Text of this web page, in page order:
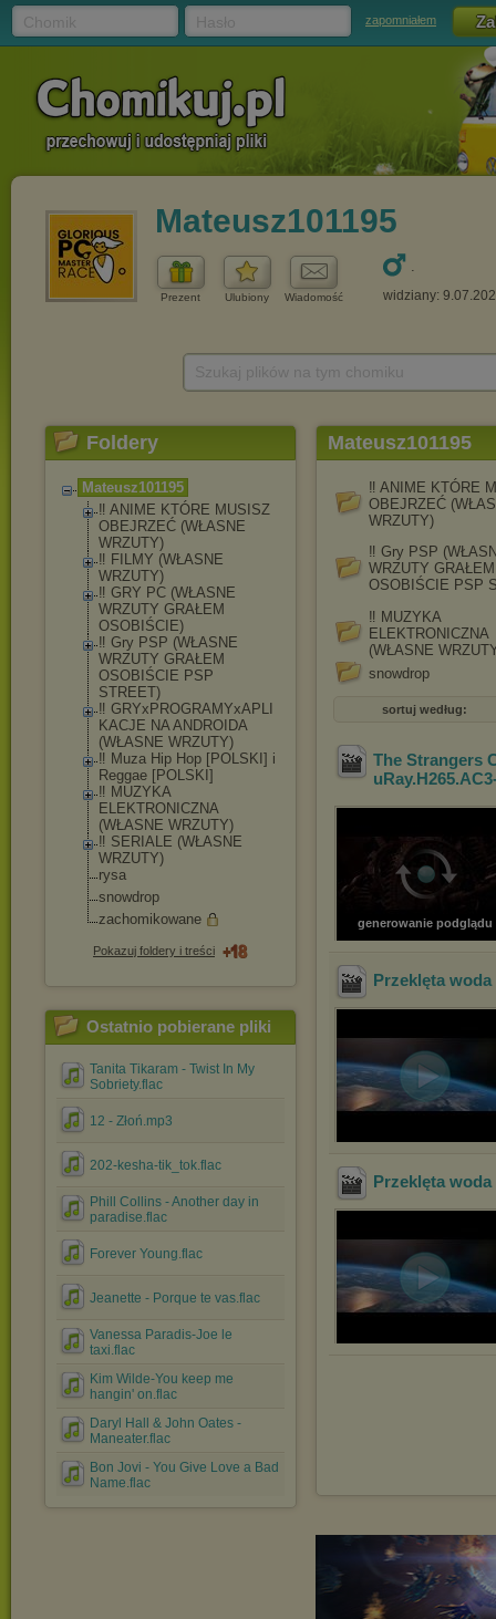
zapomniałem
Mateusz101195
Prezent Ulubiony Wiadomość
.
widziany:
Foldery
Mateusz101195
‼ ANIME KTÓRE MUSISZ
OBEJRZEĆ (WŁASNE
WRZUTY)
‼ FILMY (WŁASNE
WRZUTY)
‼ GRY PC (WŁASNE
WRZUTY GRAŁEM
OSOBIŚCIE)
‼ Gry PSP (WŁASNE
WRZUTY GRAŁEM
OSOBIŚCIE PSP
STREET)
‼ GRYxPROGRAMYxAPLI
KACJE NA ANDROIDA
(WŁASNE WRZUTY)
‼ Muza Hip Hop [POLSKI] i
Reggae [POLSKI]
‼ MUZYKA
ELEKTRONICZNA
(WŁASNE WRZUTY)
‼ SERIALE (WŁASNE
WRZUTY)
rysa
snowdrop
zachomikowane
Pokazuj foldery i treści
Ostatnio pobierane pliki
Tanita Tikaram - Twist In My
Sobriety.flac
12 - Złoń.mp3
202-kesha-tik_tok.flac
Phill Collins - Another day in
paradise.flac
Forever Young.flac
Jeanette - Porque te vas.flac
Vanessa Paradis-Joe le
taxi.flac
Kim Wilde-You keep me
hangin' on.flac
Daryl Hall & John Oates -
Maneater.flac
Bon Jovi - You Give Love a Bad
Name.flac
Mateusz101195
‼ ANIME KTÓRE
OBEJRZEĆ
WRZUTY)
‼ Gry PSP
WRZUTY GRAŁEM
OSOBIŚCIE PSP
‼ MUZYKA
ELEKTRONICZNA
(WŁASNE
snowdrop
sortuj według:
The Strangers
generowanie podglądu
Przeklęta
Przeklęta